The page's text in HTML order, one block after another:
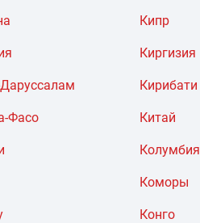
Фасо
Кипр
Киргизия
Кирибати
Китай
Колумбия
Коморы
Конго